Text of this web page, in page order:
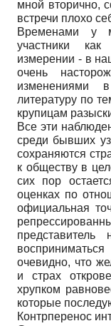
мной вторично,
встречи плохо
Временами у
участники
измерении - в
очень
изменениями
литературу по
крупицам
Все эти
среди бывших
сохраняются
к обществу в
сих пор
оценках по
официальная
представитель
очевидно, что
и страх
хрупком
которые
Контрперенос